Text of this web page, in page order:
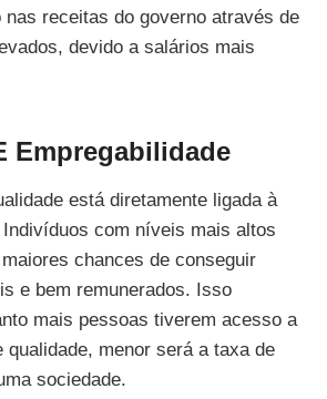
nas receitas do governo através de
devido a salários mais
Empregabilidade
está diretamente ligada à
com níveis mais altos
chances de conseguir
e bem remunerados. Isso
mais pessoas tiverem acesso a
qualidade, menor será a taxa de
sociedade.